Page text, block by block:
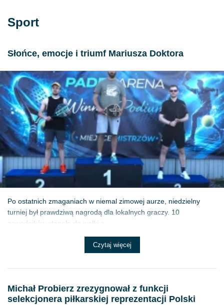
Sport
Słońce, emocje i triumf Mariusza Doktora
Po ostatnich zmaganiach w niemal zimowej aurze, niedzielny
turniej był prawdziwą nagrodą dla lokalnych graczy. 10
zawodników stanęło do walki o ...
Czytaj więcej
Michał Probierz zrezygnował z funkcji
selekcjonera piłkarskiej reprezentacji Polski